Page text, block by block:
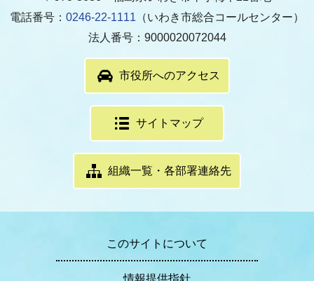
電話番号： 0246-22-1111 （いわき市総合コールセンター）
法人番号：9000020072044
市役所へのアクセス
サイトマップ
組織一覧・各部署連絡先
このサイトについて
情報提供指針